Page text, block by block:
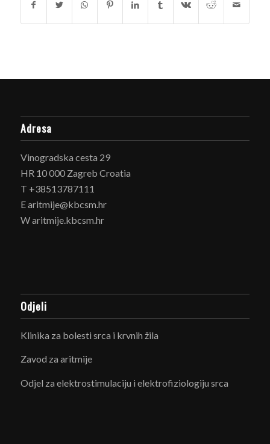
Adresa
Vinogradska cesta 29
HR 10 000 Zagreb Croatia
T +38513787111
E aritmije@kbcsm.hr
W aritmije.kbcsm.hr
Odjeli
Klinika za bolesti srca i krvnih žila
Zavod za aritmije
Odjel za elektrostimulaciju i elektrofiziologiju srca